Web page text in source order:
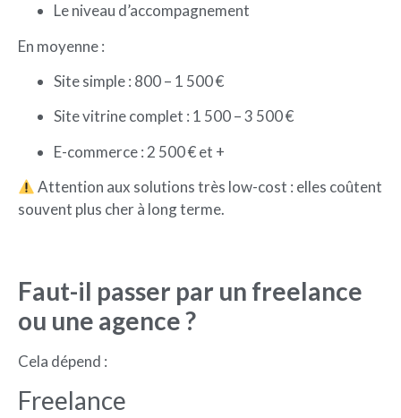
Le niveau d’accompagnement
En moyenne :
Site simple : 800 – 1 500 €
Site vitrine complet : 1 500 – 3 500 €
E-commerce : 2 500 € et +
Attention aux solutions très low-cost : elles coûtent
souvent plus cher à long terme.
Faut-il passer par un freelance
ou une agence ?
Cela dépend :
Freelance